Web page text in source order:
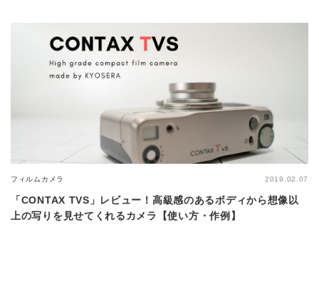
フィルムカメラ 2019.02.07
「CONTAX TVS」レビュー！高級感のあるボディから想像以
上の写りを見せてくれるカメラ【使い方・作例】